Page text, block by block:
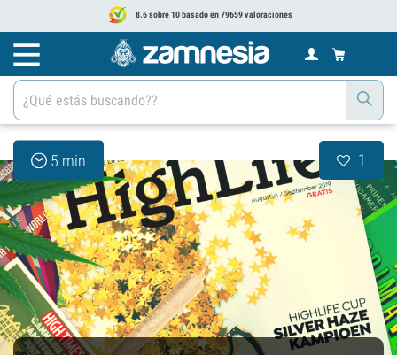
8.6 sobre 10 basado en 79659 valoraciones
5 min 1